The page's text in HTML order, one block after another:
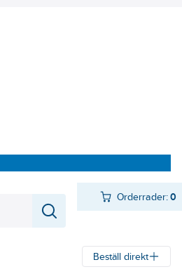
Orderrader:0
Beställ direkt